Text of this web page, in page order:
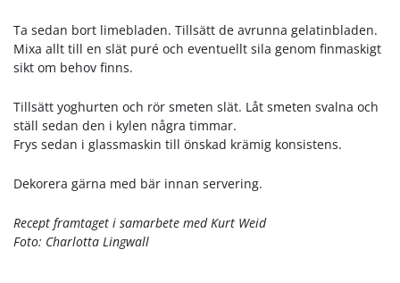
Ta sedan bort limebladen. Tillsätt de avrunna gelatinbladen.
Mixa allt till en slät puré och eventuellt sila genom finmaskigt
sikt om behov finns.
Tillsätt yoghurten och rör smeten slät. Låt smeten svalna och
ställ sedan den i kylen några timmar.
Frys sedan i glassmaskin till önskad krämig konsistens.
Dekorera gärna med bär innan servering.
Recept framtaget i samarbete med Kurt Weid
Foto: Charlotta Lingwall